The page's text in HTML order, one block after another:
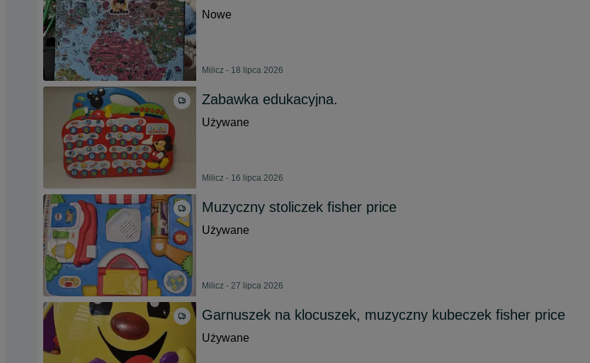
Nowe
Milicz - 18 lipca 2026
Zabawka edukacyjna.
Używane
Milicz - 16 lipca 2026
Muzyczny stoliczek fisher price
Używane
Milicz - 27 lipca 2026
Garnuszek na klocuszek, muzyczny kubeczek fisher price
Używane